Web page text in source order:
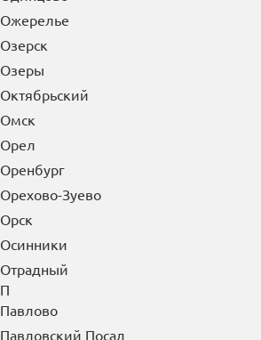
Норильск
Ноябрьск
Нягань
Обнинск
Одинцово
Ожерелье
Озерск
Озеры
Октябрьский
Омск
Орел
Оренбург
Орехово-Зуево